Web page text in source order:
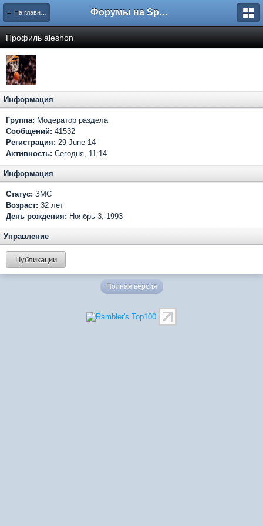
← На главную Форумы на Sportbox.ru
Профиль aleshon
Информация
Группа: Модератор раздела
Сообщений: 41532
Регистрация: 29-June 14
Активность: Сегодня, 11:14
Информация
Статус: ЗМС
Возраст: 32 лет
День рождения: Ноябрь 3, 1993
Управление
Публикации
Полная версия